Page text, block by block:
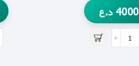
4000 د.ع